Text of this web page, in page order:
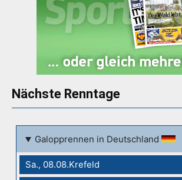
Nächste Renntage
Galopprennen in Deutschland
Sa., 08.08.Krefeld